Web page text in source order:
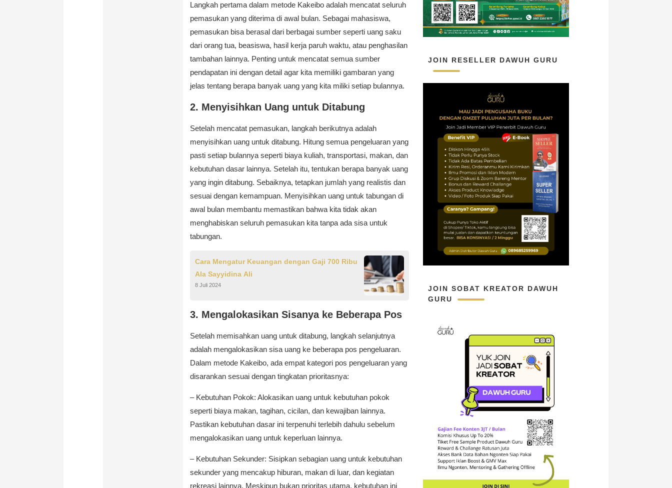
Langkah pertama dalam metode Kakeibo adalah mencatat seluruh
pemasukan yang diterima di awal bulan. Sebagai mahasiswa,
pemasukan bisa berasal dari berbagai sumber seperti uang saku
dari orang tua, beasiswa, hasil kerja paruh waktu, atau penghasilan
tambahan lainnya. Penting untuk mencatat semua sumber
pendapatan ini dengan detail agar kita memiliki gambaran yang
jelas tentang berapa banyak uang yang kita miliki setiap bulannya.
2. Menyisihkan Uang untuk Ditabung
Setelah mencatat pemasukan, langkah berikutnya adalah
menyisihkan uang untuk ditabung. Hitung semua pengeluaran yang
pasti setiap bulannya seperti biaya kuliah, transportasi, makan, dan
kebutuhan dasar lainnya. Setelah itu, tentukan berapa banyak uang
yang ingin ditabung. Sebaiknya, tetapkan jumlah yang realistis dan
sesuai dengan kemampuan. Menyisihkan uang untuk tabungan di
awal bulan membantu memastikan bahwa kita tidak akan
menghabiskan seluruh pemasukan kita tanpa ada sisa untuk
tabungan.
Cara Mengatur Keuangan dengan Gaji 700 Ribu
Ala Sayyidina Ali
8 Juli 2024
3. Mengalokasikan Sisanya ke Beberapa Pos
Setelah memisahkan uang untuk ditabung, langkah selanjutnya
adalah mengalokasikan sisa uang ke beberapa pos pengeluaran.
Dalam metode Kakeibo, ada empat kategori pos pengeluaran yang
disarankan sesuai dengan tingkatan prioritasnya:
– Kebutuhan Pokok: Alokasikan uang untuk kebutuhan pokok
seperti biaya makan, tagihan, cicilan, dan kewajiban lainnya.
Pastikan kebutuhan dasar ini terpenuhi terlebih dahulu sebelum
mengalokasikan uang untuk keperluan lainnya.
– Kebutuhan Sekunder: Sisipkan sebagian uang untuk kebutuhan
sekunder yang mencakup hiburan, makan di luar, dan kegiatan
rekreasi lainnya. Meskipun bukan prioritas utama, kebutuhan ini
JOIN RESELLER DAWUH GURU
JOIN SOBAT KREATOR DAWUH
GURU